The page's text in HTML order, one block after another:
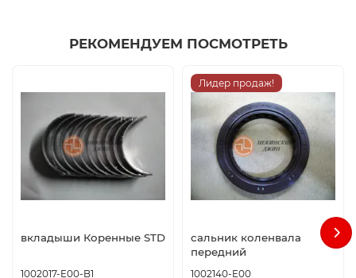
РЕКОМЕНДУЕМ ПОСМОТРЕТЬ
вкладыши Коренные STD
1002017-E00-B1
Лидер продаж!
сальник коленвала
передний
1002140-E00